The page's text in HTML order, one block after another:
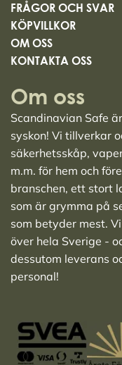
FRÅGOR OCH SVAR
KÖPVILLKOR
OM OSS
KONTAKTA OSS
Om oss
Scandinavian Safe
syskon! Vi tillverkar
säkerhetsskåp,
m.m. för hem och
branschen, ett stort
som är grymma på
som betyder mest.
över hela Sverige -
dessutom leverans
personal!